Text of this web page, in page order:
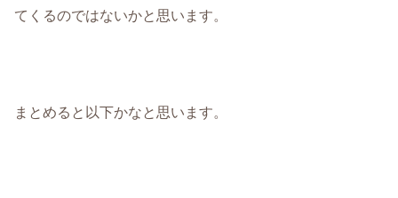
てくるのではないかと思います。
まとめると以下かなと思います。